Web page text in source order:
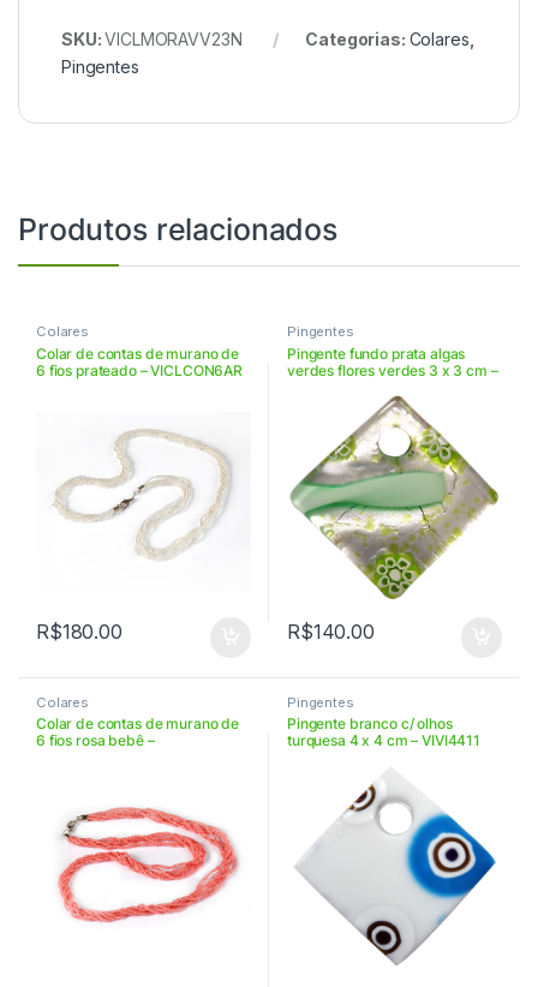
SKU:VICLMORAVV23N Categorias: Colares
Pingentes
Produtos relacionados
Colares
Colar de contas de murano de
6 fios prateado – VICLCON6AR
R$180.00
Pingentes
Pingente fundo prata algas
verdes flores verdes 3 x 3 cm –
R$140.00
Colares
Colar de contas de murano de
6 fios rosa bebê –
Pingentes
Pingente branco c/ olhos
turquesa 4 x 4 cm – VIVI4411